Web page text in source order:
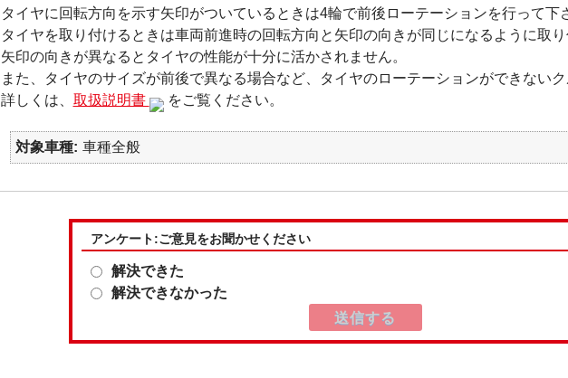
タイヤに回転方向を示す矢印がついているときは4輪で前後ローテーションを行って下
タイヤを取り付けるときは車両前進時の回転方向と矢印の向きが同じになるように取
矢印の向きが異なるとタイヤの性能が十分に活かされません。
また、タイヤのサイズが前後で異なる場合など、タイヤのローテーションができない
詳しくは、 取扱説明書 をご覧ください。
対象車種 車種全般
アンケート:ご意見をお聞かせください
解決できた
解決できなかった